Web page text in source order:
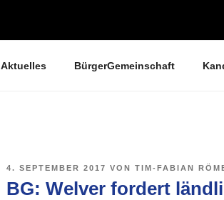
Aktuelles BürgerGemeinschaft
VERÖFFENTLICHT
4. SEPTEMBER 2017 VON TIM-FABIAN
BG: Welver fordert